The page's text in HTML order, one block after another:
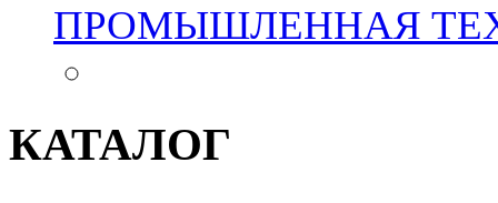
ПРОМЫШЛЕННАЯ
КАТАЛОГ